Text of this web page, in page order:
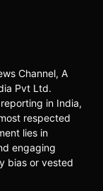
Channel, A
Pvt Ltd.
in India,
respected
lies in
engaging
bias or vested